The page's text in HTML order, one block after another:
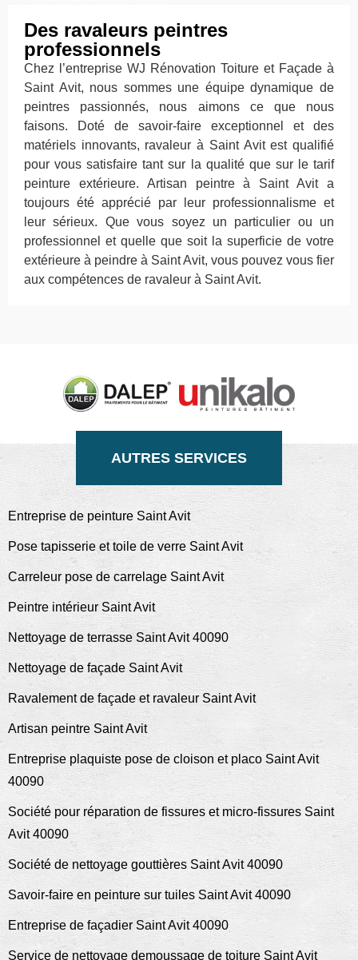
Des ravaleurs peintres
professionnels
Chez l’entreprise WJ Rénovation Toiture et Façade à
Saint Avit, nous sommes une équipe dynamique de
peintres passionnés, nous aimons ce que nous
faisons. Doté de savoir-faire exceptionnel et des
matériels innovants, ravaleur à Saint Avit est qualifié
pour vous satisfaire tant sur la qualité que sur le tarif
peinture extérieure. Artisan peintre à Saint Avit a
toujours été apprécié par leur professionnalisme et
leur sérieux. Que vous soyez un particulier ou un
professionnel et quelle que soit la superficie de votre
extérieure à peindre à Saint Avit, vous pouvez vous fier
aux compétences de ravaleur à Saint Avit.
AUTRES SERVICES
Entreprise de peinture Saint Avit
Pose tapisserie et toile de verre Saint Avit
Carreleur pose de carrelage Saint Avit
Peintre intérieur Saint Avit
Nettoyage de terrasse Saint Avit 40090
Nettoyage de façade Saint Avit
Ravalement de façade et ravaleur Saint Avit
Artisan peintre Saint Avit
Entreprise plaquiste pose de cloison et placo Saint Avit
40090
Société pour réparation de fissures et micro-fissures Saint
Avit 40090
Société de nettoyage gouttières Saint Avit 40090
Savoir-faire en peinture sur tuiles Saint Avit 40090
Entreprise de façadier Saint Avit 40090
Service de nettoyage demoussage de toiture Saint Avit